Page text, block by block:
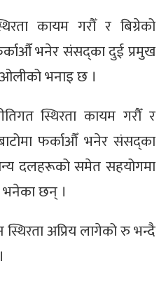
कायम गरौँ र बिग्रेको
भनेर संसद्का दुई प्रमुख
ओलीको भनाइ छ ।
स्थिरता कायम गरौँ र
बाटोमा फर्काऔँ भनेर संसद्का
दलहरूको समेत सहयोगमा
भनेका छन् ।
अप्रिय लागेको रु भन्दै